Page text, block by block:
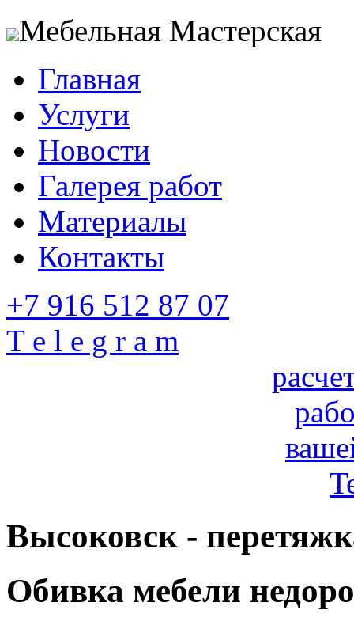
Мебельная Мастерская
Главная
Услуги
Новости
Галерея работ
Материалы
Контакты
+7 916 512 87 07
T e l e g r a m
Высоковск -
Обивка мебели